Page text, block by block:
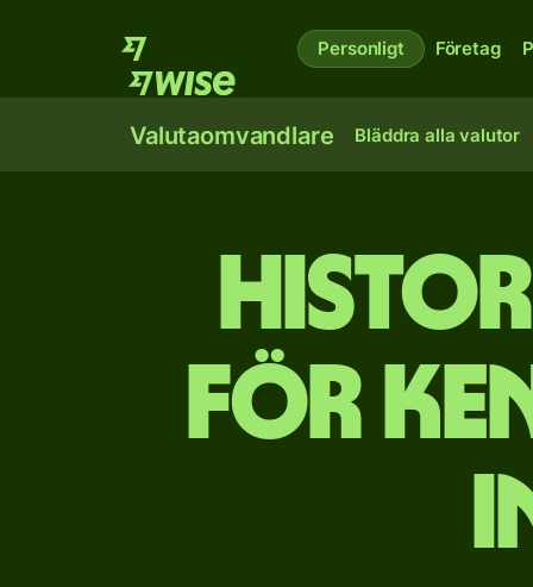
Personligt Företag
Valutaomvandlare Bläddra alla valutor
för